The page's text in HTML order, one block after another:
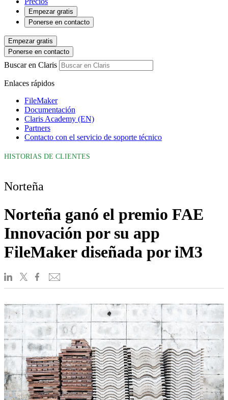
Empezar gratis
Ponerse en contacto
Empezar gratis
Ponerse en contacto
Buscar en Claris
Enlaces rápidos
FileMaker
Documentación
Claris Academy (EN)
Partners
Contacto con el servicio de soporte técnico
HISTORIAS DE CLIENTES
Norteña
Norteña ganó el premio FAE
Innovación por su app
FileMaker diseñada por iM3